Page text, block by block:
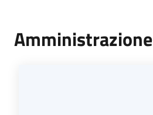
Amministrazione